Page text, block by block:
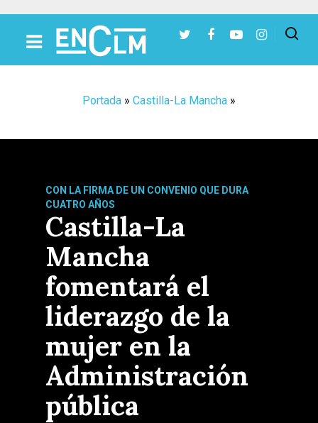
Portada » Castilla-La Mancha »
CON LA FIRMA DE UN CONVENIO QUE DURA
CUATRO AÑOS
Castilla-La
Mancha
fomentará el
liderazgo de la
mujer en la
Administración
pública